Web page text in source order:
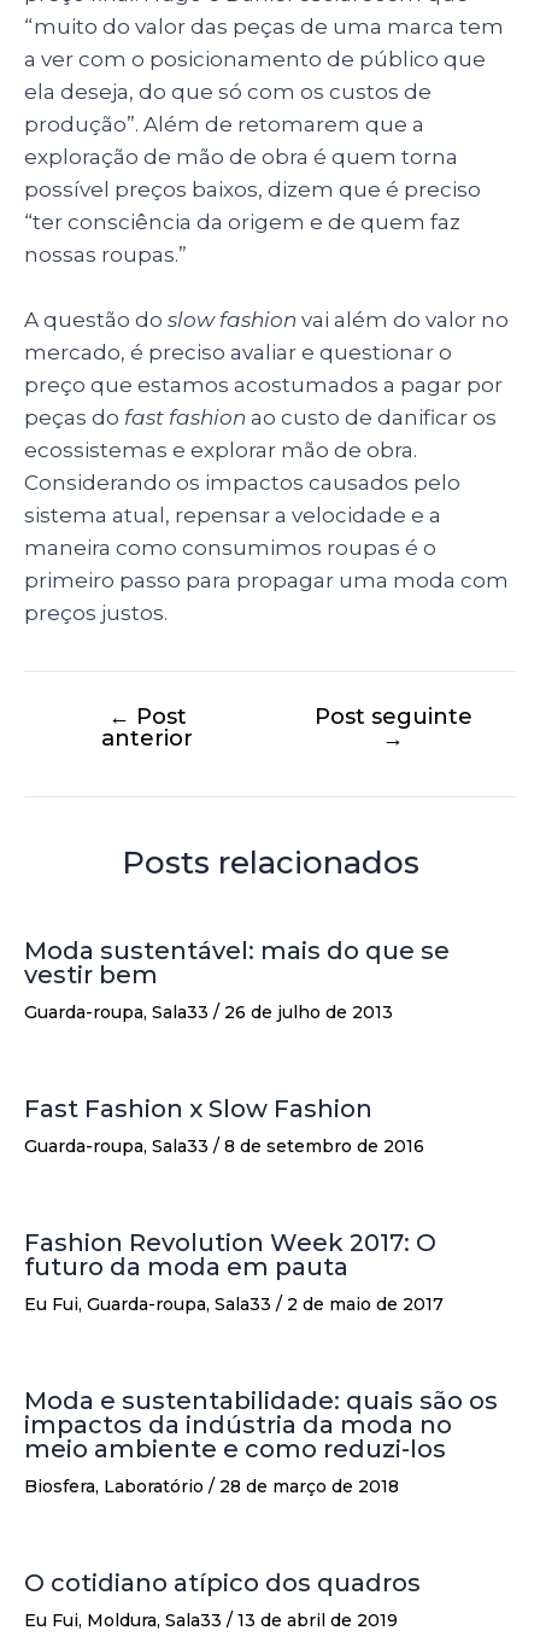
“muito do valor das peças de uma marca tem
a ver com o posicionamento de público que
ela deseja, do que só com os custos de
produção”. Além de retomarem que a
exploração de mão de obra é quem torna
possível preços baixos, dizem que é preciso
“ter consciência da origem e de quem faz
nossas roupas.”
A questão do slow fashion vai além do valor no
mercado, é preciso avaliar e questionar o
preço que estamos acostumados a pagar por
peças do fast fashion ao custo de danificar os
ecossistemas e explorar mão de obra.
Considerando os impactos causados pelo
sistema atual, repensar a velocidade e a
maneira como consumimos roupas é o
primeiro passo para propagar uma moda com
preços justos.
← Post
anterior
Post seguinte
→
Posts relacionados
Moda sustentável: mais do que se
vestir bem
Guarda-roupa, Sala33 / 26 de julho de 2013
Fast Fashion x Slow Fashion
Guarda-roupa, Sala33 / 8 de setembro de 2016
Fashion Revolution Week 2017: O
futuro da moda em pauta
Eu Fui, Guarda-roupa, Sala33 / 2 de maio de 2017
Moda e sustentabilidade: quais são os
impactos da indústria da moda no
meio ambiente e como reduzi-los
Biosfera, Laboratório / 28 de março de 2018
O cotidiano atípico dos quadros
Eu Fui, Moldura, Sala33 / 13 de abril de 2019